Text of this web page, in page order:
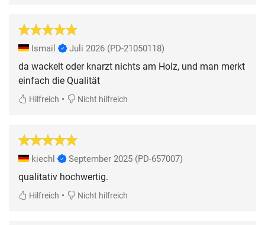
Ismail Juli 2026 (PD-21050118)
da wackelt oder knarzt nichts am Holz, und man merkt
einfach die Qualität
Hilfreich • Nicht hilfreich
kiechl September 2025 (PD-657007)
qualitativ hochwertig.
Hilfreich • Nicht hilfreich